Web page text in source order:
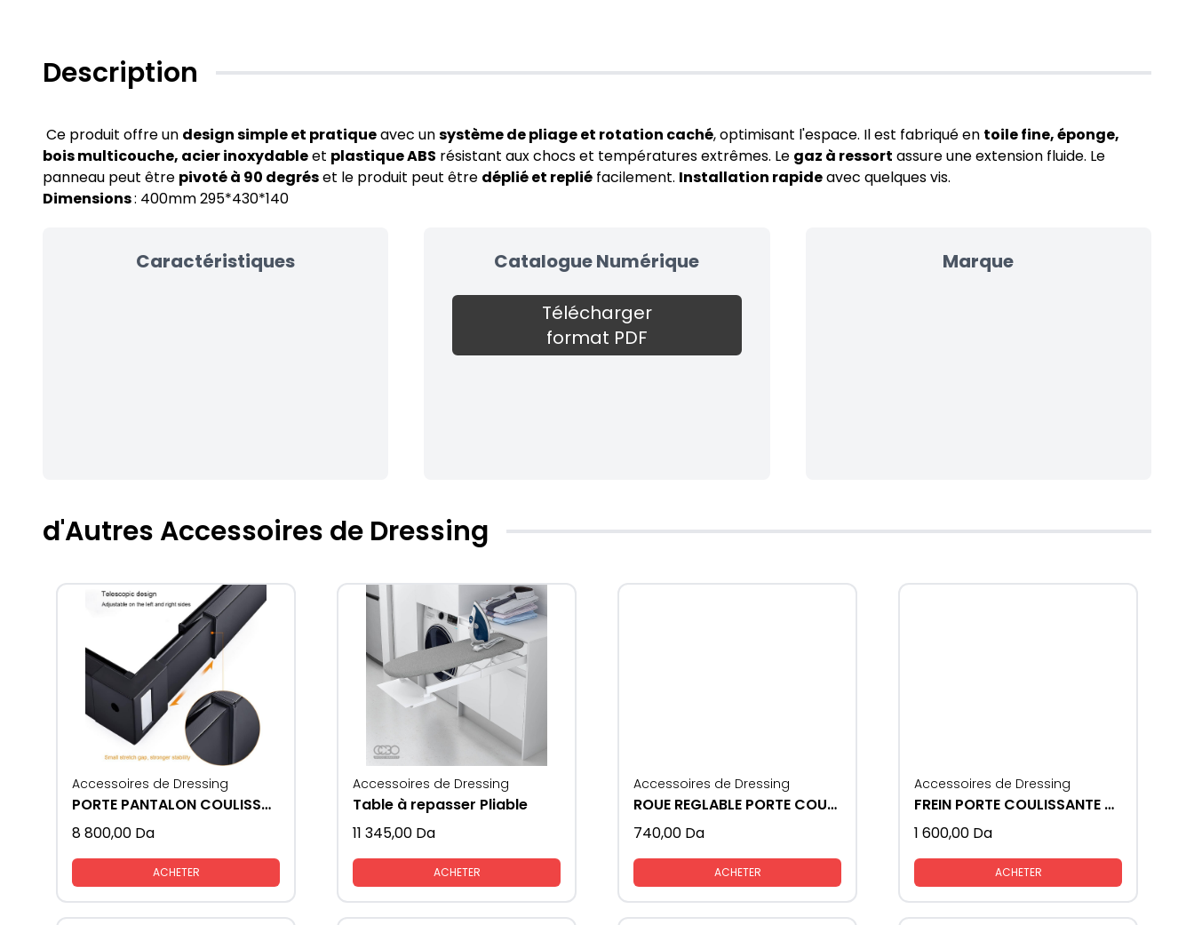
Description
Ce produit offre un design simple et pratiqueavec unsystème de pliage et rotation caché, optimisant l'espace. Il est fabriqué en toile fine, éponge,
bois multicouche, acier inoxydableet plastique ABS résistant aux chocs et températures extrêmes. Le gaz à ressort assure une extension fluide. Le
panneau peut être pivoté à 90 degréset le produit peut être déplié et replié facilement. Installation rapideavec quelques vis.
Dimensions: 400mm 295*430*140
Caractéristiques Catalogue Numérique
Télécharger
format PDF
Marque
d'Autres Accessoires de Dressing
Accessoires de Dressing
PORTE PANTALON COULISSANT
8 800,00 Da
ACHETER
Accessoires de Dressing
Table à repasser Pliable
11 345,00 Da
ACHETER
Accessoires de Dressing
ROUE REGLABLE PORTE COULISSANTE SMT 75
740,00 Da
ACHETER
Accessoires de Dressing
FREIN PORTE COULISSANTE SMT 75
1 600,00 Da
ACHETER